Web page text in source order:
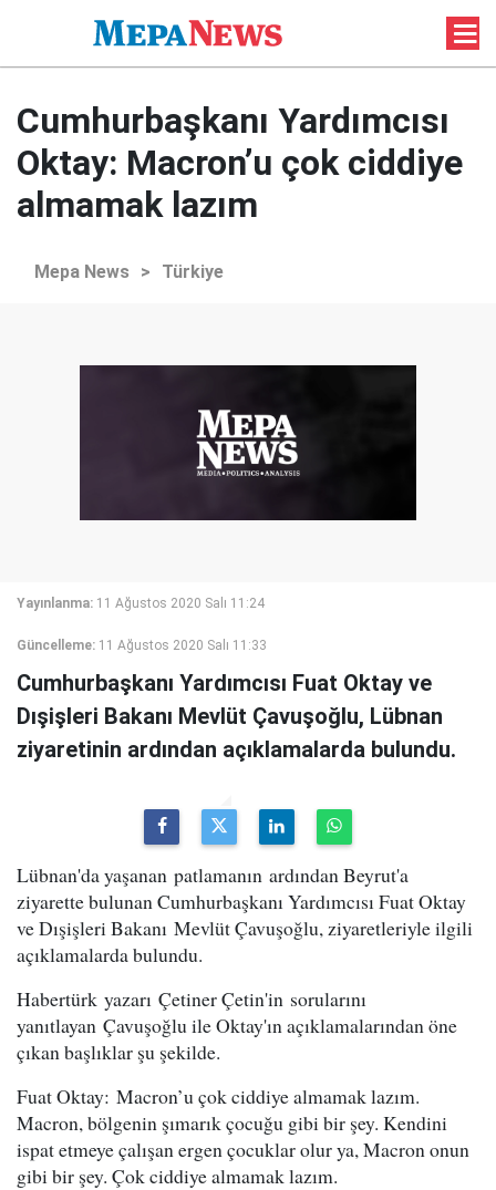
Cumhurbaşkanı Yardımcısı
Oktay: Macron’u çok ciddiye
almamak lazım
Mepa News > Türkiye
Yayınlanma: 11 Ağustos 2020 Salı 11:24
Güncelleme: 11 Ağustos 2020 Salı 11:33
Cumhurbaşkanı Yardımcısı Fuat Oktay ve
Dışişleri Bakanı Mevlüt Çavuşoğlu, Lübnan
ziyaretinin ardından açıklamalarda bulundu.
Lübnan'da yaşanan patlamanın ardından Beyrut'a
ziyarette bulunan Cumhurbaşkanı Yardımcısı Fuat Oktay
ve Dışişleri Bakanı Mevlüt Çavuşoğlu, ziyaretleriyle ilgili
açıklamalarda bulundu.
Habertürk yazarı Çetiner Çetin'in sorularını
yanıtlayan Çavuşoğlu ile Oktay'ın açıklamalarından öne
çıkan başlıklar şu şekilde.
Fuat Oktay: Macron’u çok ciddiye almamak lazım.
Macron, bölgenin şımarık çocuğu gibi bir şey. Kendini
ispat etmeye çalışan ergen çocuklar olur ya, Macron onun
gibi bir şey. Çok ciddiye almamak lazım.